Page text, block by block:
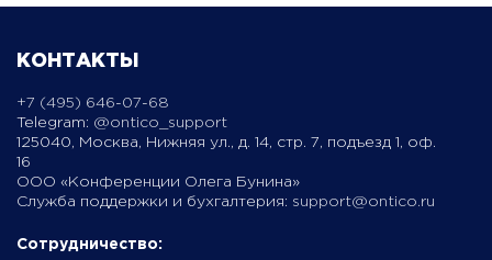
КОНТАКТЫ
+7 (495) 646-07-68
Telegram: @ontico_support
125040, Москва, Нижняя ул., д. 14, стр. 7, подъезд 1, оф.
16
ООО «Конференции Олега Бунина»
Служба поддержки и бухгалтерия: support@ontico.ru
Сотрудничество: